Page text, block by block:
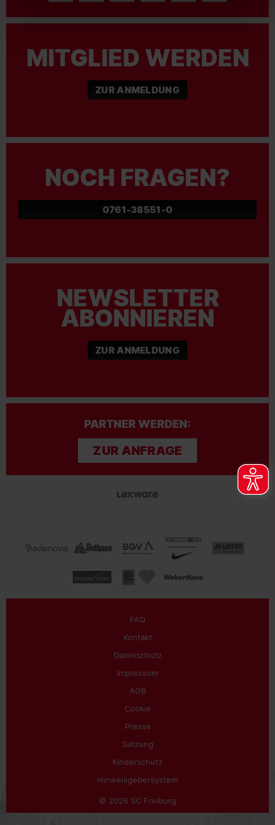
MITGLIED WERDEN
ZUR ANMELDUNG
NOCH FRAGEN?
0761-38551-0
NEWSLETTER
ABONNIEREN
ZUR ANMELDUNG
PARTNER WERDEN:
ZUR ANFRAGE
FAQ
Kontakt
Datenschutz
Impressum
AGB
Cookie
Presse
Satzung
Kinderschutz
Hinweisgebersystem
© 2026 SC Freiburg